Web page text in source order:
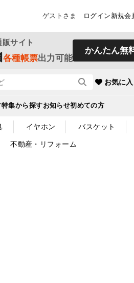
ゲストさま ログイン 新規会
サイト
各種帳票出力可能
かんたん無
お気に
特集から探すお知らせ初めての方
イヤホン バスケット
不動産・リフォーム